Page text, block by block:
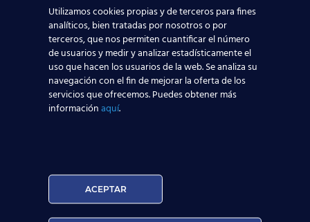
Nuevas rutas en España y por qué la aviación
te busca en 2026
Leer más
El Aeropuerto de Madrid-Barajas supera los 6
Leer más
Utilizamos cookies propias y de terceros para fines
analíticos, bien tratadas por nosotros o por
terceros, que nos permiten cuantificar el número
de usuarios y medir y analizar estadísticamente el
uso que hacen los usuarios de la web. Se analiza su
navegación con el fin de mejorar la oferta de los
servicios que ofrecemos. Puedes obtener más
informaciónaquí.
ACEPTAR